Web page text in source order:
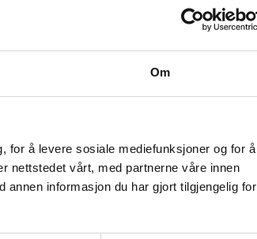
Om
for å levere sosiale mediefunksjoner og for å
nettstedet vårt, med partnerne våre innen
annen informasjon du har gjort tilgjengelig for
for den grønne
fossile energikilder med
fornybar energi er
direkte utover vakker
I dokumentaren VI SOM